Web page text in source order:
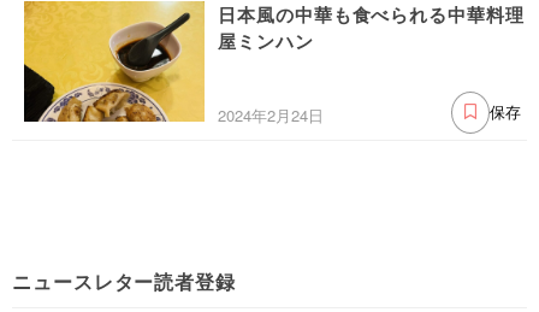
日本風の中華も食べられる中華料理
屋ミンハン
2024年2月24日 保存
ニュースレター読者登録